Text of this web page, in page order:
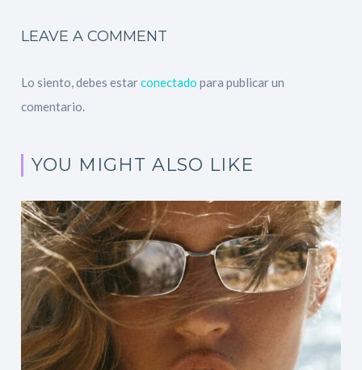
LEAVE A COMMENT
Lo siento, debes estarconectado para publicar un
comentario.
YOU MIGHT ALSO LIKE